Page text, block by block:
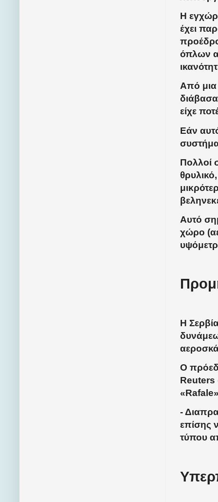
Η
έχει
όπλων
Από μια
είχε
Εάν
Πολλοί
Αυτό
χώρο
Η
Ο
Reuters
«Rafale
-
επίσης
τύπου